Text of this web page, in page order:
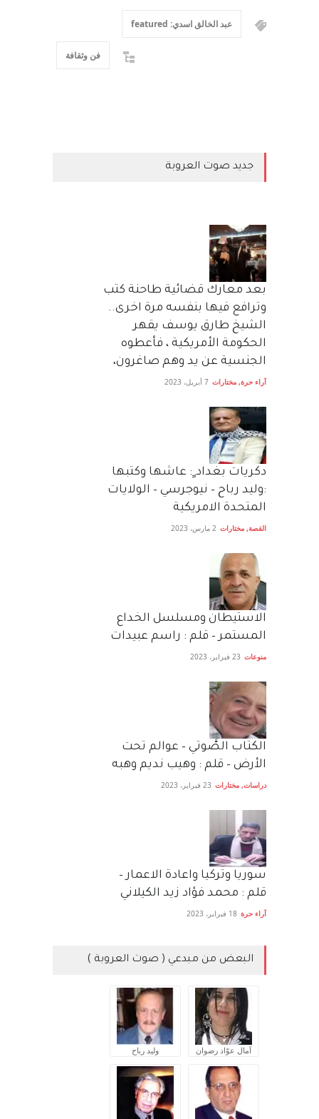
عبد الخالق اسدي: featured
فن وثقافة
جديد صوت العروبة
بعد معارك قضائية طاحنة كتب
وترافع فيها بنفسه مرة اخرى..
الشيخ طارق يوسف يقهر
الحكومة الأمريكية ، فأعطوه
الجنسية عن يد وهم صاغرون،
آراء حرة, مختارات 7 أبريل، 2023
دكريات بغداد ٍ: عاشها وكتبها
:وليد رباح – نيوجرسي – الولايات
المتحدة الامريكية
القصة, مختارات 2 مارس، 2023
الاستيطان ومسلسل الخداع
المستمر – قلم : راسم عبيدات
منوعات 23 فبراير، 2023
الكتاب الصَّوتي – عوالم تحت
الأرض – قلم : وهيب نديم وهبه
دراسات, مختارات 23 فبراير، 2023
سوريا وتركيا واعادة الاعمار –
قلم : محمد فؤاد زيد الكيلاني
آراء حرة 18 فبراير، 2023
البعض من مبدعي ( صوت العروبة )
آمال عوّاد رضوان وليد رباح